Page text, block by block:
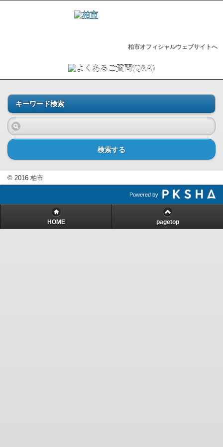
柏市オフィシャルウェブサイトへ
キーワード検索
検索する
© 2016 柏市
Powered by
HOME pagetop